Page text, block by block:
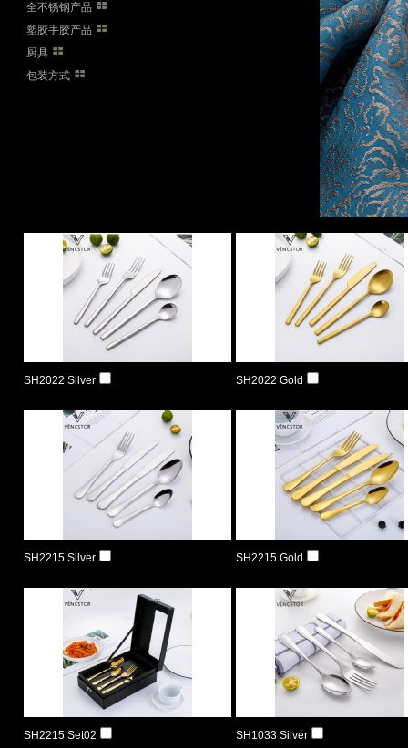
全不锈钢产品
塑胶手胶产品
厨具
包装方式
SH2022 Silver SH2022 Gold
SH2215 Silver SH2215 Gold
SH2215 Set02 SH1033 Silver